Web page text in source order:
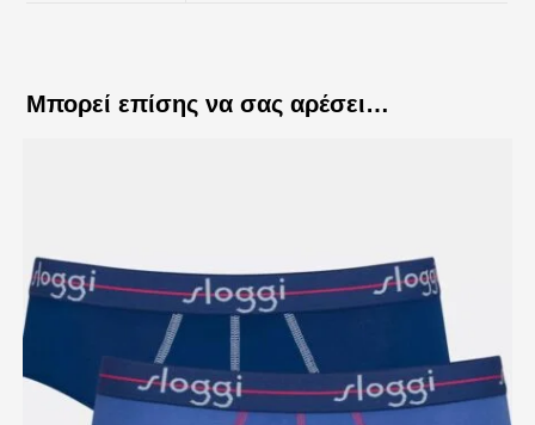
Μπορεί επίσης να σας αρέσει…